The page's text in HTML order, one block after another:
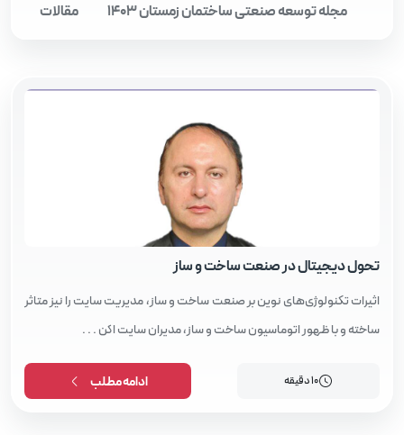
مجله توسعه صنعتی ساختمان زمستان 1403
مقالات
تحول دیجیتال در صنعت ساخت و ساز
اثیرات تکنولوژی‌های نوین بر صنعت ساخت و ساز، مدیریت سایت را نیز متاثر
ساخته و با ظهور اتوماسیون ساخت و ساز، مدیران سایت اکن . . .
10 دقیقه ادامه مطلب